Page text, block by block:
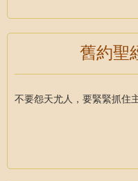
舊約聖
不要怨天尤人，要緊緊抓住